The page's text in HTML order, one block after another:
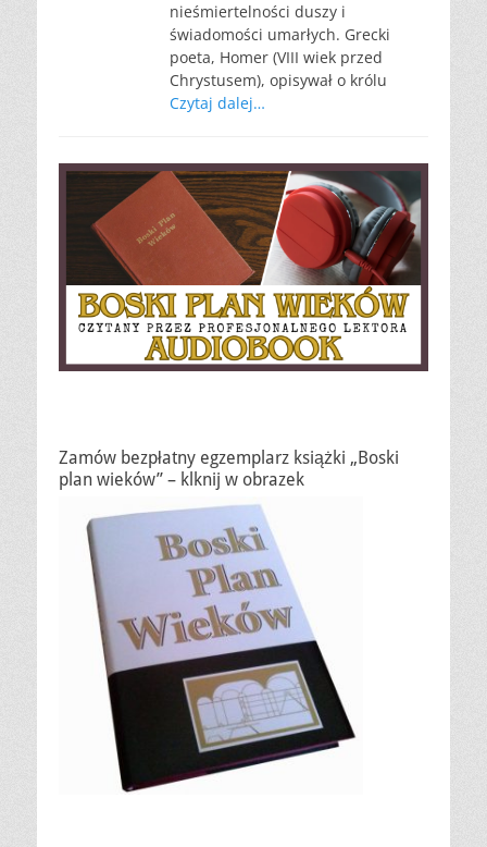
nieśmiertelności duszy i
świadomości umarłych. Grecki
poeta, Homer (VIII wiek przed
Chrystusem), opisywał o królu
Czytaj dalej…
Zamów bezpłatny egzemplarz książki „Boski
plan wieków” – klknij w obrazek